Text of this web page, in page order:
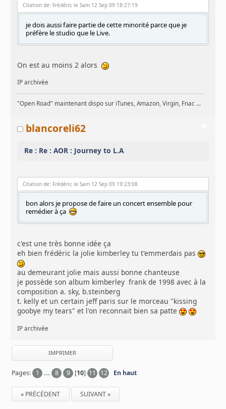
Citation de: Frédéric le Sam 12 Sep 09 18:27:19
je dois aussi faire partie de cette minorité parce que je
préfère le studio que le Live.
On est au moins 2 alors
IP archivée
"Open Road" maintenant dispo sur iTunes, Amazon, Virgin, Fnac ...
blancoreli62
Re : Re : AOR : Journey to L.A
Citation de: Frédéric le Sam 12 Sep 09 19:23:08
bon alors je propose de faire un concert ensemble pour
remédier à ça
c'est une très bonne idée ça
eh bien frédéric la jolie kimberley tu t'emmerdais pas
au demeurant jolie mais aussi bonne chanteuse
je possède son album kimberley frank de 1998 avec à la
composition a. sky, b.steinberg
t. kelly et un certain jeff paris sur le morceau "kissing
goobye my tears" et l'on reconnait bien sa patte
IP archivée
IMPRIMER
Pages: 1 ... 8 9 [10] 11 12 En haut
« PRÉCÉDENT SUIVANT »